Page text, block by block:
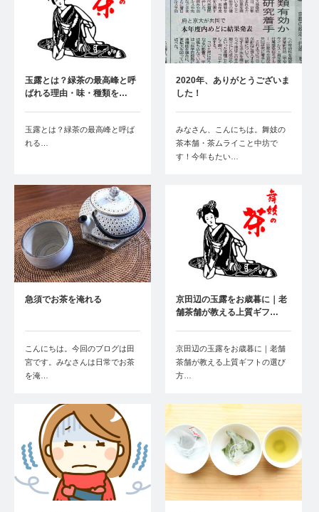
玉露とは？緑茶の最高峰と呼
ばれる理由・味・種類を…
玉露とは？緑茶の最高峰と呼ば
れる…
2020年、ありがとうございま
した！
みなさん、こんにちは。舞妓の
茶本舗・茶ムライこと中坊で
す！今年もたい…
急須でお茶を淹れる
こんにちは。今回のブログは田
宮です。みなさんは日常でお茶
を淹…
京田辺の玉露をお歳暮に｜老
舗茶舗が教える上質ギフ…
京田辺の玉露をお歳暮に｜老舗
茶舗が教える上質ギフトの選び
方…